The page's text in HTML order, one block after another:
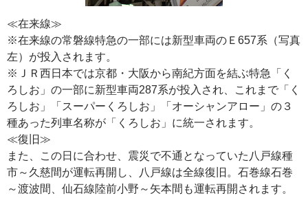
≪在来線≫
※在来線の常磐線特急の一部には新型車両のＥ657系（写真
左）が投入されます。
※ＪＲ西日本では京都・大阪から南紀方面を結ぶ特急「く
ろしお」の一部に新型車両287系が投入され、これまで「く
ろしお」「スーパーくろしお」「オーシャンアロー」の３
種あった列車名称が「くろしお」に統一されます。
≪復旧≫
また、この日に合わせ、震災で不通となっていた八戸線種
市～久慈間が運転再開し、八戸線は全線復旧。石巻線石巻
～渡波間、仙石線陸前小野～矢本間も運転再開されます。